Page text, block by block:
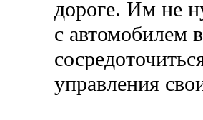
дороге. Им не
с автомобилем
управления